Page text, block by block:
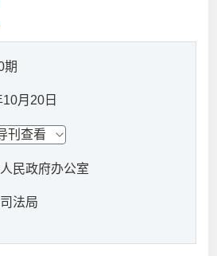
期
月20日
民政府办公室
法局